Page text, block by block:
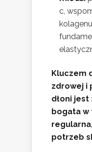
c,
Kluczem
zdrowej i
dłoni
bogata w
potrzeb